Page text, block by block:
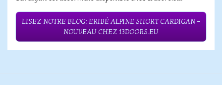
LISEZ NOTRE BLOG: ERIBÉ ALPINE SHORT CARDIGAN –
NOUVEAU CHEZ 13DOORS.EU